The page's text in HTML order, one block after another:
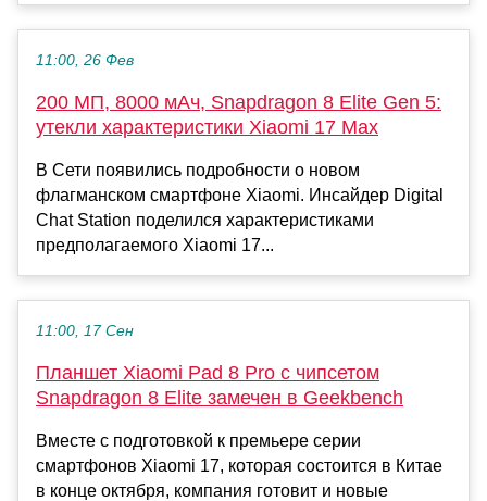
11:00, 26 Фев
200 МП, 8000 мАч, Snapdragon 8 Elite Gen 5:
утекли характеристики Xiaomi 17 Max
В Сети появились подробности о новом
флагманском смартфоне Xiaomi. Инсайдер Digital
Chat Station поделился характеристиками
предполагаемого Xiaomi 17...
11:00, 17 Сен
Планшет Xiaomi Pad 8 Pro с чипсетом
Snapdragon 8 Elite замечен в Geekbench
Вместе с подготовкой к премьере серии
смартфонов Xiaomi 17, которая состоится в Китае
в конце октября, компания готовит и новые